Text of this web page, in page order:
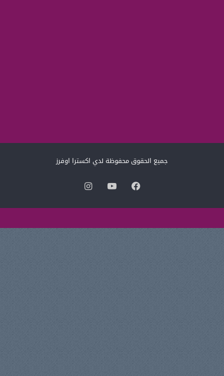
جميع الحقوق محفوظة لدي اكسترا اوفرز
فيسبوك‫YouTubeانستقرام